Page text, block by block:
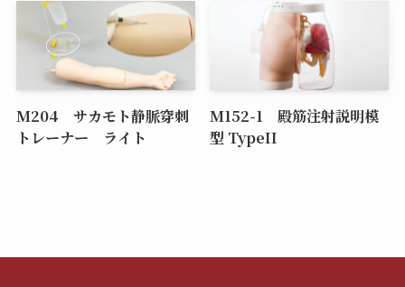
M204 サカモト静脈穿刺
トレーナー ライト
M152-1 殿筋注射説明模
型 TypeII